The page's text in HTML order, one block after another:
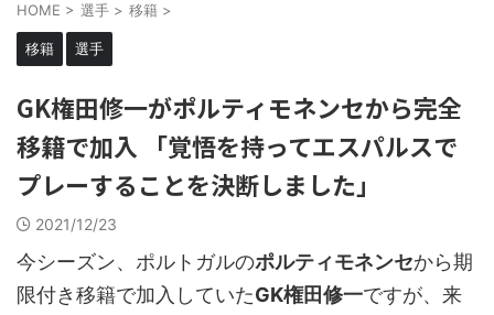
HOME > 選手 > 移籍 >
移籍 選手
GK権田修一がポルティモネンセから完全
移籍で加入 「覚悟を持ってエスパルスで
プレーすることを決断しました」
2021/12/23
今シーズン、ポルトガルのポルティモネンセから期
限付き移籍で加入していたGK権田修一ですが、来